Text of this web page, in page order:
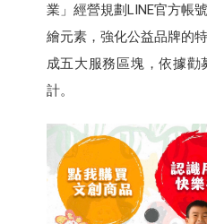
業」經營規劃LINE官方帳
繪元素，強化公益品牌的
成五大服務區塊，依據
計。